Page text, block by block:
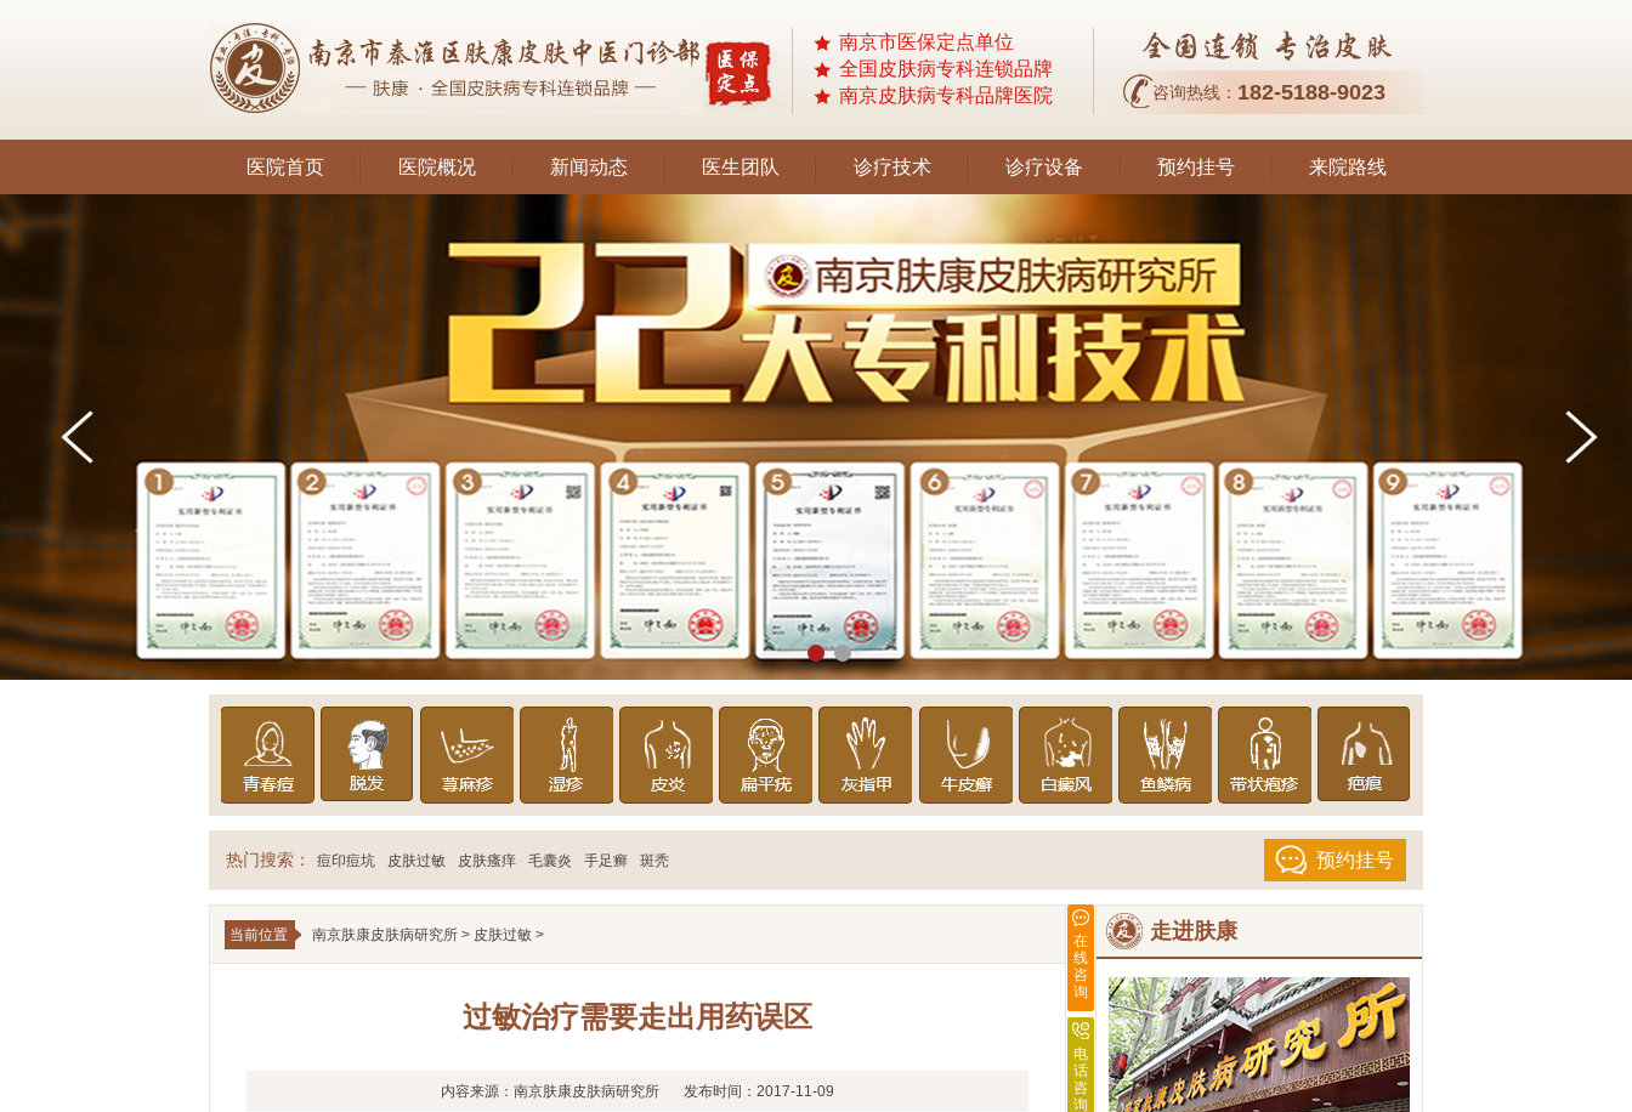
南京市医保定点单位
全国皮肤病专科连锁品牌
南京皮肤病专科品牌医院
咨询热线： 182-5188-9023
医院首页 医院概况 新闻动态 医生团队 诊疗技术 诊疗设备 预约挂号 来院路线
热门搜索： 痘印痘坑 皮肤过敏 皮肤瘙痒 毛囊炎 手足癣 斑秃 预约挂号
当前位置 南京肤康皮肤病研究所 > 皮肤过敏 >
过敏治疗需要走出用药误区
内容来源：南京肤康皮肤病研究所 发布时间：2017-11-09
在
线
咨
询
电
话
咨
询
走进肤康